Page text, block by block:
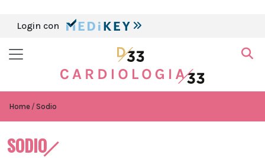
Login con
Home Sodio
SODIO